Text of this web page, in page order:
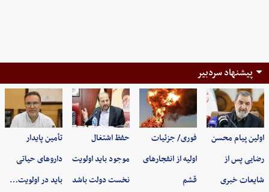
پیشنهاد سردبیر
اولین پیام محسن
رضایی پس از
شایعات خبری
فوری/ جزئیات
اولیه از انفجارهای
قشم
حفظ اشتغال
موجود باید اولویت
نخست دولت باشد
تأمین پایدار
داروهای حیاتی
باید در اولویت…